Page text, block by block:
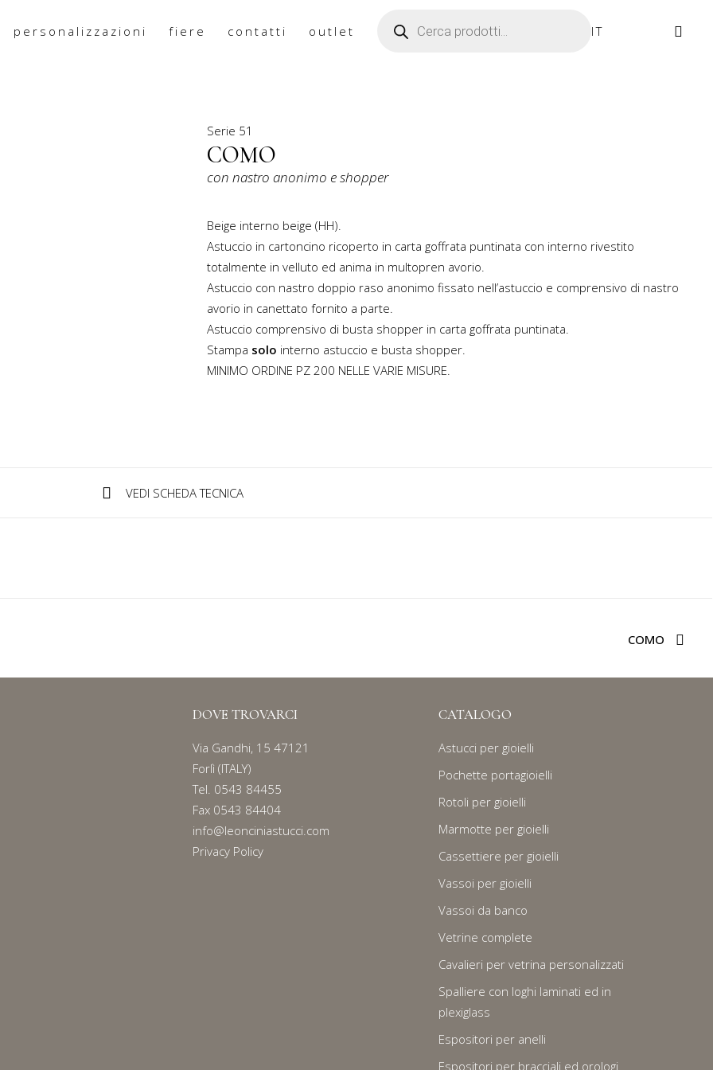
personalizzazioni fiere contatti outlet IT
PRODOTTO
Serie 51
COMO
con nastro anonimo e shopper
Beige interno beige (HH).
Astuccio in cartoncino ricoperto in carta goffrata puntinata con interno rivestito
totalmente in velluto ed anima in multopren avorio.
Astuccio con nastro doppio raso anonimo fissato nell’astuccio e comprensivo di nastro
avorio in canettato fornito a parte.
Astuccio comprensivo di busta shopper in carta goffrata puntinata.
Stampa solo interno astuccio e busta shopper.
MINIMO ORDINE PZ 200 NELLE VARIE MISURE.
VEDI SCHEDA TECNICA
COMO
DOVE TROVARCI
Via Gandhi, 15 47121
Forlì (ITALY)
Tel. 0543 84455
Fax 0543 84404
info@leonciniastucci.com
Privacy Policy
CATALOGO
Astucci per gioielli
Pochette portagioielli
Rotoli per gioielli
Marmotte per gioielli
Cassettiere per gioielli
Vassoi per gioielli
Vassoi da banco
Vetrine complete
Cavalieri per vetrina personalizzati
Spalliere con loghi laminati ed in
plexiglass
Espositori per anelli
Espositori per bracciali ed orologi